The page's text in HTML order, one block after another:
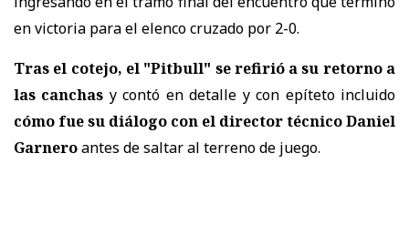
en victoria para el elenco cruzado por 2-0.
Tras el cotejo, el "Pitbull" se refirió a su retorno a
las canchas y contó en detalle y con epíteto incluido
cómo fue su diálogo con el director técnico Daniel
Garneroantes de saltar al terreno de juego.